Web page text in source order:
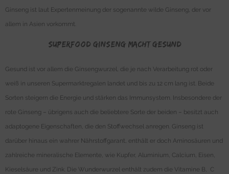
Ginseng ist laut Expertenmeinung der sogenannte wilde Ginseng, der vor
allem in Asien vorkommt.
Superfood Ginseng macht gesund
Gesund ist vor allem die Ginsengwurzel, die je nach Verarbeitung rot oder
weiß in unseren Supermarktregalen landet und bis zu 12 cm lang ist. Beide
Sorten steigern die Energie und stärken das Immunsystem. Insbesondere der
rote Ginseng – übrigens auch die beliebtere Sorte der beiden – besitzt auch
adaptogene Eigenschaften, die den Stoffwechsel anregen. Ginseng ist
darüber hinaus ein wahrer Nährstoffgarant, enthält er doch Aminosäuren und
zahlreiche mineralische Elemente, wie Kupfer, Aluminium, Calcium, Eisen,
Kieselsäure und Zink. Die Wunderwurzel enthält zudem die Vitamine B, C